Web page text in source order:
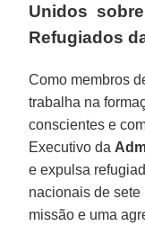
Unidos
Refugiados
Como membros
trabalha na
conscientes e
Executivo da
e expulsa
nacionais de sete
missão e uma